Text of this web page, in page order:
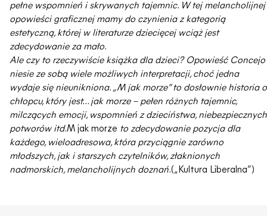
pełne wspomnień i skrywanych tajemnic. W tej melancholijnej
opowieści graficznej mamy do czynienia z kategorią
estetyczną, której w literaturze dziecięcej wciąż jest
zdecydowanie za mało.
Ale czy to rzeczywiście książka dla dzieci? Opowieść Concejo
niesie ze sobą wiele możliwych interpretacji, choć jedna
wydaje się nieunikniona. „M jak morze” to dosłownie historia o
chłopcu, który jest… jak morze – pełen różnych tajemnic,
milczących emocji, wspomnień z dzieciństwa, niebezpiecznych
potworów itd.M jak morze to zdecydowanie pozycja dla
każdego, wieloadresowa, która przyciągnie zarówno
młodszych, jak i starszych czytelników, złaknionych
nadmorskich, melancholijnych doznań.(„Kultura Liberalna”)